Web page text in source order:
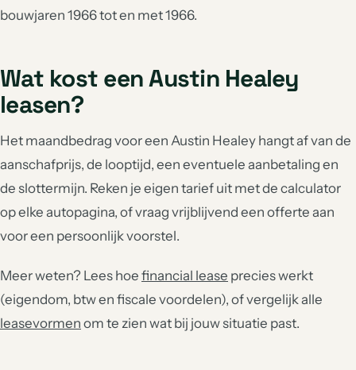
bouwjaren 1966 tot en met 1966.
Wat kost een Austin Healey
leasen?
Het maandbedrag voor een Austin Healey hangt af van de
aanschafprijs, de looptijd, een eventuele aanbetaling en
de slottermijn. Reken je eigen tarief uit met de calculator
op elke autopagina, of vraag vrijblijvend een offerte aan
voor een persoonlijk voorstel.
Meer weten? Lees hoe financial lease precies werkt
(eigendom, btw en fiscale voordelen), of vergelijk alle
leasevormen om te zien wat bij jouw situatie past.